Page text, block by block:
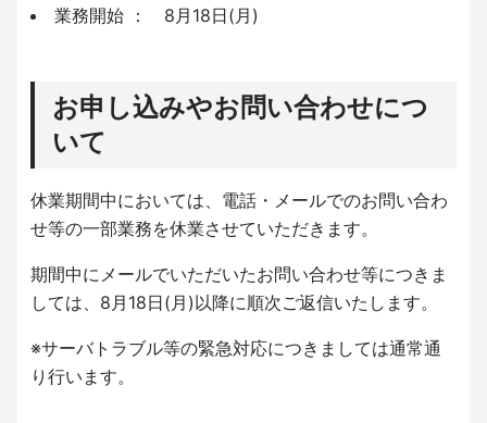
業務開始 ： 8月18日(月)
お申し込みやお問い合わせにつ
いて
休業期間中においては、電話・メールでのお問い合わ
せ等の一部業務を休業させていただきます。
期間中にメールでいただいたお問い合わせ等につきま
しては、8月18日(月)以降に順次ご返信いたします。
※サーバトラブル等の緊急対応につきましては通常通
り行います。